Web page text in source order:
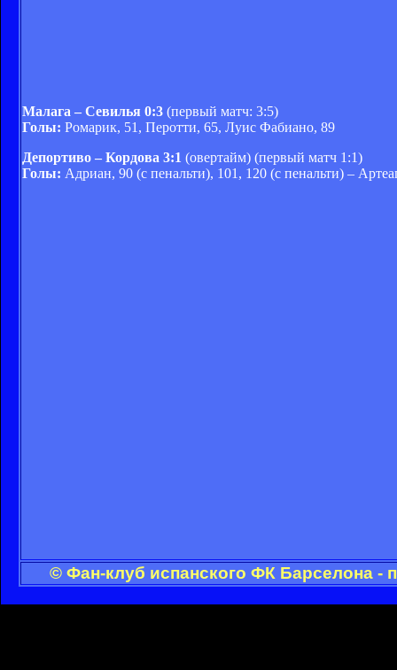
Малага – Севилья 0:3 (первый матч: 3:5)
Голы: Ромарик, 51, Перотти, 65, Луис Фабиано, 89
Депортиво – Кордова 3:1 (овертайм) (первый матч 1:1)
Голы: Адриан, 90 (с пенальти), 101, 120 (с пенальти) –
© Фан-клуб испанского ФК Барселона -